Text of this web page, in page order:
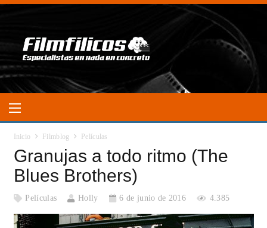
Inicio Filmblog Películas
Granujas a todo ritmo (The
Blues Brothers)
Películas Holly 6 de junio de 2016 4.385